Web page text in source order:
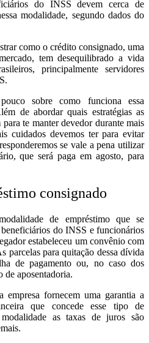
do INSS devem cerca de
modalidade, segundo dados do
como o crédito consignado, uma
tem desequilibrado a vida
principalmente servidores
sobre como funciona essa
de abordar quais estratégias as
te manter devedor durante mais
cuidados devemos ter para evitar
se vale a pena utilizar
que será paga em agosto, para
consignado
de empréstimo que se
do INSS e funcionários
estabeleceu um convênio com
parcelas para quitação dessa dívida
de pagamento ou, no caso dos
de aposentadoria.
empresa fornecem uma garantia a
que concede esse tipo de
as taxas de juros são